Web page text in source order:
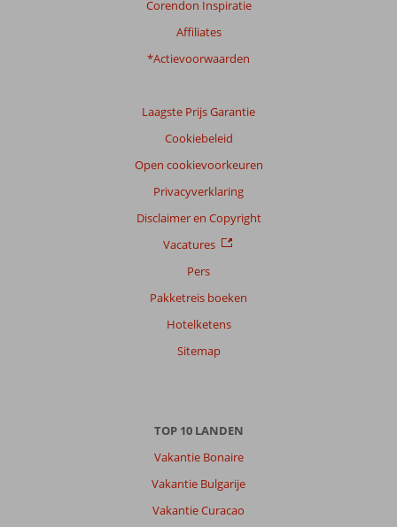
Corendon Inspiratie
Affiliates
*Actievoorwaarden
Laagste Prijs Garantie
Cookiebeleid
Open cookievoorkeuren
Privacyverklaring
Disclaimer en Copyright
Vacatures
Pers
Pakketreis boeken
Hotelketens
Sitemap
TOP 10 LANDEN
Vakantie Bonaire
Vakantie Bulgarije
Vakantie Curacao